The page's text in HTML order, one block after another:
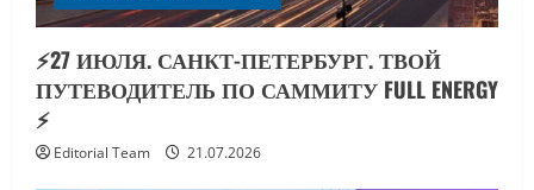
⚡️27 ИЮЛЯ. САНКТ-ПЕТЕРБУРГ. ТВОЙ
ПУТЕВОДИТЕЛЬ ПО САММИТУ FULL ENERGY
⚡️
Editorial Team 21.07.2026